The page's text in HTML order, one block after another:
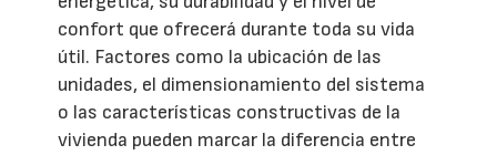
confort que ofrecerá durante toda su vida
útil. Factores como la ubicación de las
unidades, el dimensionamiento del sistema
o las características constructivas de la
vivienda pueden marcar la diferencia entre